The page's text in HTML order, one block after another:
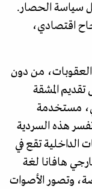
سياسة الحصار.
اقتصادي،
من دون
المشقة
مستخدمة
هذه السردية
الداخلية تقع في
هافانا لغة
وتصور الأصوات